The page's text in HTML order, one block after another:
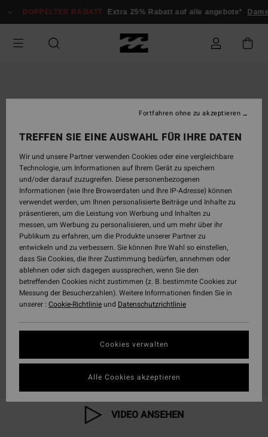
zur
springen
DOPPELTER RABATT Extra 25% Rabatt auf alle angebote*
VIDEO ANSEHEN
TREFFEN SIE EINE AUSWAHL FÜR IHRE DATEN
Wir und unsere Partner verwenden Cookies oder eine vergleichbare
Technologie, um Informationen auf Ihrem Gerät zu speichern
und/oder darauf zuzugreifen. Diese personenbezogenen
Informationen (wie Ihre Browserdaten und Ihre IP-Adresse) können
verwendet werden, um Ihnen personalisierte Beiträge und Inhalte zu
präsentieren, um die Leistung von Werbung und Inhalten zu
messen, um Werbung zu personalisieren, und um mehr über ihr
Publikum zu erfahren, um die Produkte unserer Partner zu
entwickeln und zu verbessern. Sie können Ihre Wahl so einstellen,
dass Sie Cookies, die Ihrer Zustimmung bedürfen, annehmen oder
ablehnen oder sich dagegen aussprechen, wenn Sie den
betreffenden Cookies nicht zustimmen (z. B. bestimmte Cookies zur
Messung der Besucherzahlen). Weitere Informationen finden Sie in
unserer : Cookie-Richtlinieund Datenschutzrichtlinie
Cookies verwalten
Fortfahren ohne zu akzeptieren
Alle Cookies akzeptieren